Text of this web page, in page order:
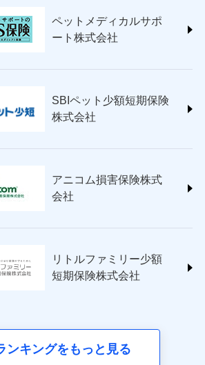
レクト損害保険株式会社
会社 (https://www.zurich.co.jp/)
nichido.co.jp/)
険株式会社
災保険株式会社 (https://www.ms-
損害保険株式会社
式会社
）
）
株式会社
）
ペットメディカルサポ
ート株式会社
SBIペット少額短期保険
株式会社
アニコム損害保険株式
会社
リトルファミリー少額
短期保険株式会社
ンキングをもっと見る